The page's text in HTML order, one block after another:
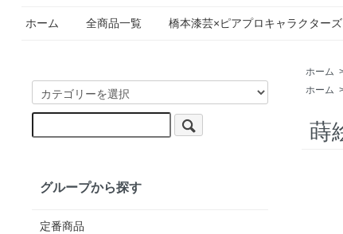
ホーム 全商品一覧 橋本漆芸×ピアプロキャラクターズ
ホーム
ホーム
蒔
グループから探す
定番商品